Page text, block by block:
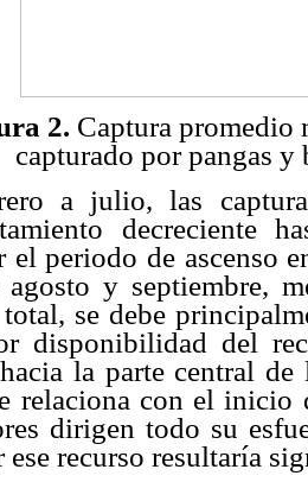
2. Captura promedio
capturado por pangas
a julio, las
decreciente
el periodo de ascenso
agosto y septiembre,
se debe
disponibilidad del
la parte central
relaciona con el inicio
dirigen todo su
ese recurso resultaría